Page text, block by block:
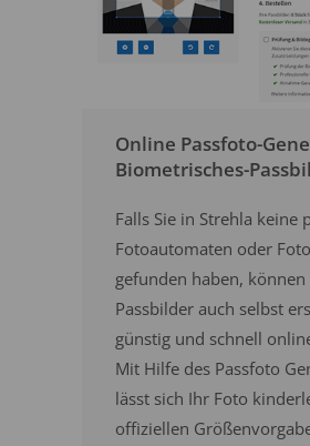
Online Passfoto-
Biometrisches-
Falls Sie in Strehla keine
Fotoautomaten oder
gefunden haben, können
Passbilder auch selbst
günstig und schnell
Mit Hilfe des Passfoto
lässt sich Ihr Foto
offiziellen